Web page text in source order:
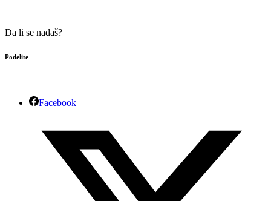
Da li se nadaš?
Podelite
Facebook